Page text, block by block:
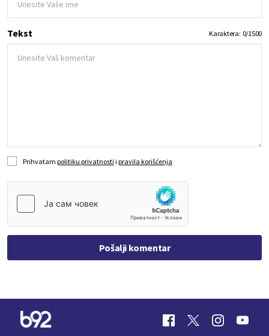
Tekst Karaktera: 0/1500
Prihvatam politiku privatnosti i pravila korišćenja
Pošalji komentar